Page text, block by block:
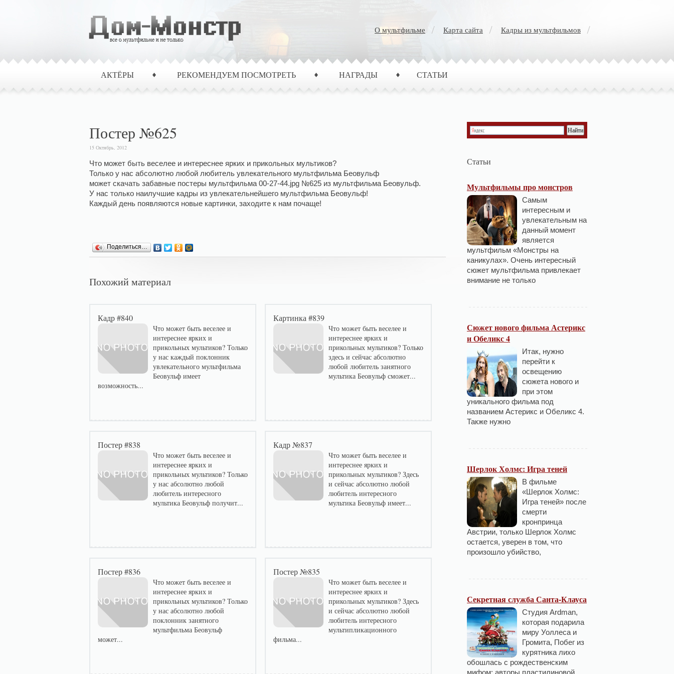
Кадры из мультфильмов
Карта сайта
О мультфильме
АКТЁРЫ РЕКОМЕНДУЕМ ПОСМОТРЕТЬ НАГРАДЫ СТАТЬИ
Статьи
Мультфильмы про монстров
Самым
интересным и
увлекательным на
данный момент
является
мультфильм «Монстры на
каникулах». Очень интересный
сюжет мультфильма привлекает
внимание не только
Сюжет нового фильма Астерикс
и Обеликс 4
Итак, нужно
перейти к
освещению
сюжета нового и
при этом
уникального фильма под
названием Астерикс и Обеликс 4.
Также нужно
Шерлок Холмс: Игра теней
В фильме
«Шерлок Холмс:
Игра теней» после
смерти
кронпринца
Австрии, только Шерлок Холмс
остается, уверен в том, что
произошло убийство,
Секретная служба Санта-Клауса
Студия Ardman,
которая подарила
миру Уоллеса и
Громита, Побег из
курятника лихо
обошлась с рождественским
Постер №625
15 Октябрь, 2012
Что может быть веселее и интереснее ярких и прикольных мультиков?
Только у нас абсолютно любой любитель увлекательного мультфильма Беовульф
может скачать забавные постеры мультфильма 00-27-44.jpg №625 из мультфильма Беовульф.
У нас только наилучшие кадры из увлекательнейшего мультфильма Беовульф!
Каждый день появляются новые картинки, заходите к нам почаще!
Поделиться…
Похожий материал
Кадр #840
Что может быть веселее и
интереснее ярких и
прикольных мультиков? Только
у нас каждый поклонник
увлекательного мультфильма
Беовульф имеет
возможность...
Картинка #839
Что может быть веселее и
интереснее ярких и
прикольных мультиков? Только
здесь и сейчас абсолютно
любой любитель занятного
мультика Беовульф сможет...
Постер #838
Что может быть веселее и
интереснее ярких и
прикольных мультиков? Только
у нас абсолютно любой
любитель интересного
мультика Беовульф получит...
Кадр №837
Что может быть веселее и
интереснее ярких и
прикольных мультиков? Здесь
и сейчас абсолютно любой
любитель интересного
мультика Беовульф имеет...
Постер #836
Что может быть веселее и
интереснее ярких и
прикольных мультиков? Только
у нас абсолютно любой
поклонник занятного
мультфильма Беовульф
может...
Постер №835
Что может быть веселее и
интереснее ярких и
прикольных мультиков? Здесь
и сейчас абсолютно любой
любитель интересного
мультипликационного
фильма...